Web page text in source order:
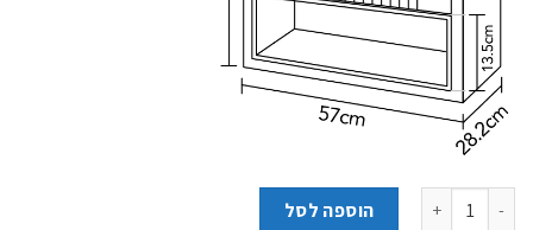
כמות של ארון תלוי מריוט 60/30 שחור מט משטח עץ+כיור מונח אלמוג שחורהוספה לסל